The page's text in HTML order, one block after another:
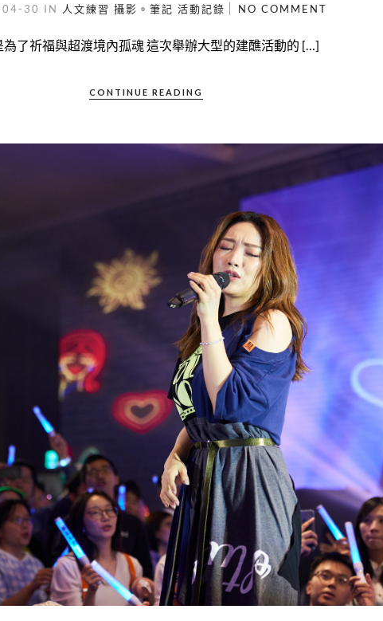
30 IN 人文練習 攝影。筆記 活動記錄 NO COMMENT
了祈福與超渡境內孤魂 這次舉辦大型的建醮活動的 […]
CONTINUE READING